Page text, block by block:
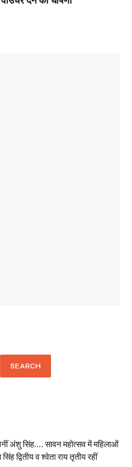
SEARCH
अंशु सिंह…. सावन महोत्सव में महिलाओं
द्वितीय व श्वेता राय तृतीय रहीं